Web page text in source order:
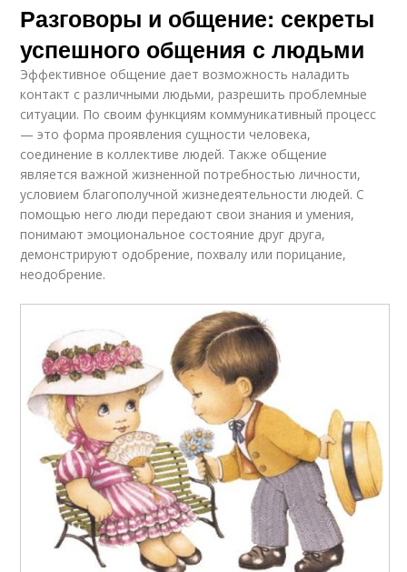
Разговоры и общение: секреты
успешного общения с людьми
Эффективное общение дает возможность наладить
контакт с различными людьми, разрешить проблемные
ситуации. По своим функциям коммуникативный процесс
— это форма проявления сущности человека,
соединение в коллективе людей. Также общение
является важной жизненной потребностью личности,
условием благополучной жизнедеятельности людей. С
помощью него люди передают свои знания и умения,
понимают эмоциональное состояние друг друга,
демонстрируют одобрение, похвалу или порицание,
неодобрение.